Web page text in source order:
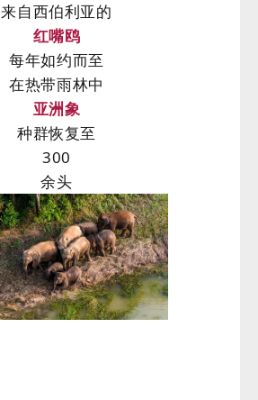
来自西伯利亚的
红嘴鸥
每年如约而至
在热带雨林中
亚洲象
种群恢复至
300
余头